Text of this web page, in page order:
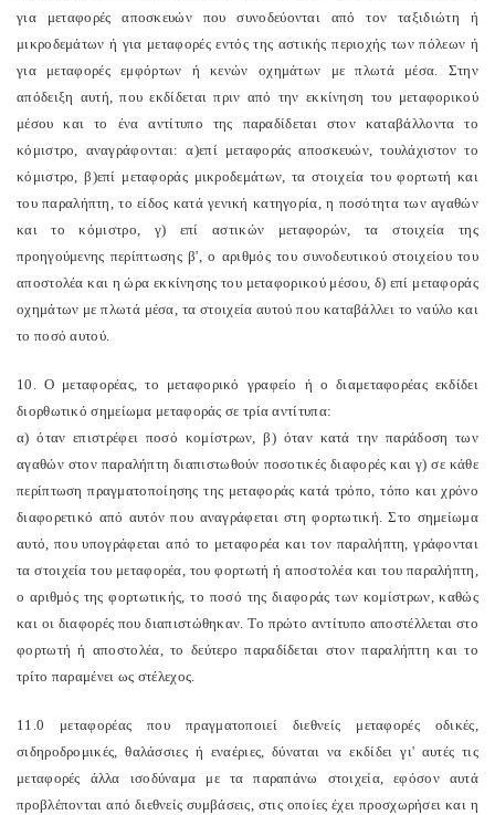
για μεταφορές αποσκευών που συνοδεύονται από τον ταξιδιώτη ή
μικροδεμάτων ή για μεταφορές εντός της αστικής περιοχής των πόλεων ή
για μεταφορές εμφόρτων ή κενών οχημάτων με πλωτά μέσα. Στην
απόδειξη αυτή, που εκδίδεται πριν από την εκκίνηση του μεταφορικού
μέσου και το ένα αντίτυπο της παραδίδεται στον καταβάλλοντα το
κόμιστρο, αναγράφονται: α)επί μεταφοράς αποσκευών, τουλάχιστον το
κόμιστρο, β)επί μεταφοράς μικροδεμάτων, τα στοιχεία του φορτωτή και
του παραλήπτη, το είδος κατά γενική κατηγορία, η ποσότητα των αγαθών
και το κόμιστρο, γ) επί αστικών μεταφορών, τα στοιχεία της
προηγούμενης περίπτωσης β', ο αριθμός του συνοδευτικού στοιχείου του
αποστολέα και η ώρα εκκίνησης του μεταφορικού μέσου, δ) επί μεταφοράς
οχημάτων με πλωτά μέσα, τα στοιχεία αυτού που καταβάλλει το ναύλο και
το ποσό αυτού.
10. Ο μεταφορέας, το μεταφορικό γραφείο ή ο διαμεταφορέας εκδίδει
διορθωτικό σημείωμα μεταφοράς σε τρία αντίτυπα:
α) όταν επιστρέφει ποσό κομίστρων, β) όταν κατά την παράδοση των
αγαθών στον παραλήπτη διαπιστωθούν ποσοτικές διαφορές και γ) σε κάθε
περίπτωση πραγματοποίησης της μεταφοράς κατά τρόπο, τόπο και χρόνο
διαφορετικό από αυτόν που αναγράφεται στη φορτωτική. Στο σημείωμα
αυτό, που υπογράφεται από το μεταφορέα και τον παραλήπτη, γράφονται
τα στοιχεία του μεταφορέα, του φορτωτή ή αποστολέα και του παραλήπτη,
ο αριθμός της φορτωτικής, το ποσό της διαφοράς των κομίστρων, καθώς
και οι διαφορές που διαπιστώθηκαν. Το πρώτο αντίτυπο αποστέλλεται στο
φορτωτή ή αποστολέα, το δεύτερο παραδίδεται στον παραλήπτη και το
τρίτο παραμένει ως στέλεχος.
11.0 μεταφορέας που πραγματοποιεί διεθνείς μεταφορές οδικές,
σιδηροδρομικές, θαλάσσιες ή εναέριες, δύναται να εκδίδει γι' αυτές τις
μεταφορές άλλα ισοδύναμα με τα παραπάνω στοιχεία, εφόσον αυτά
προβλέπονται από διεθνείς συμβάσεις, στις οποίες έχει προσχωρήσει και η